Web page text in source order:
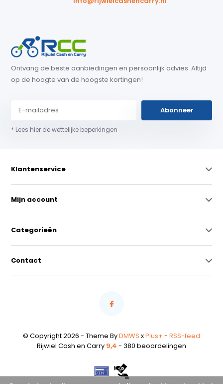
Ontvang de beste aanbiedingen en persoonlijk advies. Altijd
op de hoogte van de hoogste kortingen!
Abonneer
* Lees hier de wettelijke beperkingen
Klantenservice
Mijn account
Categorieën
Contact
© Copyright 2026 - Theme ByDMWS xPlus+ - RSS-feed
Rijwiel Cash en Carry 9,4 - 380 beoordelingen